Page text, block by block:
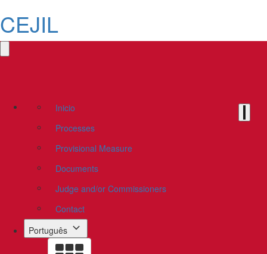
CEJIL
Inicio
Processes
Provisional Measure
Documents
Judge and/or Commissioners
Contact
Português